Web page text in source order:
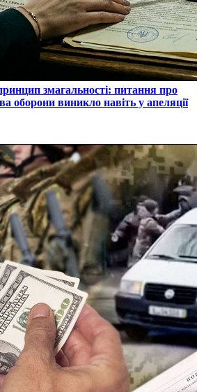
змагальності: питання про
оборони виникло навіть у апеляції